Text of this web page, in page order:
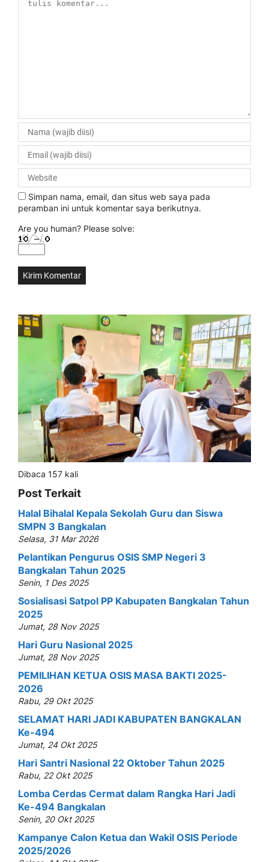
Simpan nama, email, dan situs web saya pada
peramban ini untuk komentar saya berikutnya.
Are you human? Please solve:
Dibaca 157 kali
Post Terkait
Halal Bihalal Kepala Sekolah Guru dan Siswa
SMPN 3 Bangkalan
Selasa, 31 Mar 2026
Pelantikan Pengurus OSIS SMP Negeri 3
Bangkalan Tahun 2025
Senin, 1 Des 2025
Sosialisasi Satpol PP Kabupaten Bangkalan Tahun
2025
Jumat, 28 Nov 2025
Hari Guru Nasional 2025
Jumat, 28 Nov 2025
PEMILIHAN KETUA OSIS MASA BAKTI 2025-
2026
Rabu, 29 Okt 2025
SELAMAT HARI JADI KABUPATEN BANGKALAN
Ke-494
Jumat, 24 Okt 2025
Hari Santri Nasional 22 Oktober Tahun 2025
Rabu, 22 Okt 2025
Lomba Cerdas Cermat dalam Rangka Hari Jadi
Ke-494 Bangkalan
Senin, 20 Okt 2025
Kampanye Calon Ketua dan Wakil OSIS Periode
2025/2026